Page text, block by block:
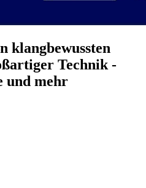
klangbewussten
Technik -
und mehr